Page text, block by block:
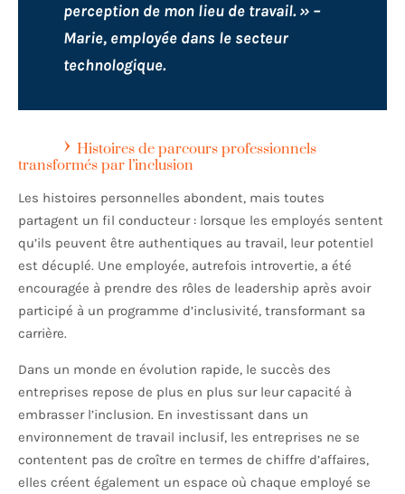
perception de mon lieu de travail. » –
Marie, employée dans le secteur
technologique.
Histoires de parcours professionnels
transformés par l’inclusion
Les histoires personnelles abondent, mais toutes
partagent un fil conducteur : lorsque les employés sentent
qu’ils peuvent être authentiques au travail, leur potentiel
est décuplé. Une employée, autrefois introvertie, a été
encouragée à prendre des rôles de leadership après avoir
participé à un programme d’inclusivité, transformant sa
carrière.
Dans un monde en évolution rapide, le succès des
entreprises repose de plus en plus sur leur capacité à
embrasser l’inclusion. En investissant dans un
environnement de travail inclusif, les entreprises ne se
contentent pas de croître en termes de chiffre d’affaires,
elles créent également un espace où chaque employé se